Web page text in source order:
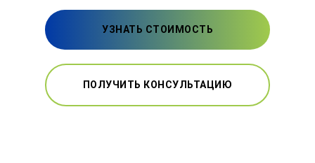
УЗНАТЬ СТОИМОСТЬ
ПОЛУЧИТЬ КОНСУЛЬТАЦИЮ